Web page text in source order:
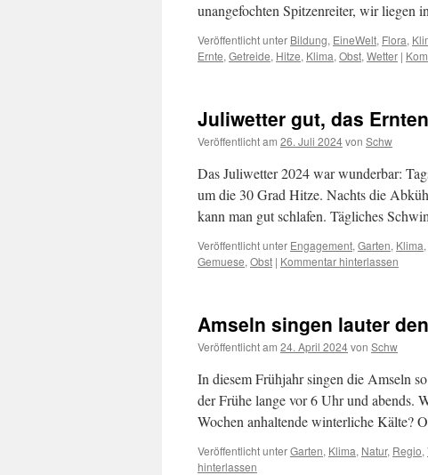
unangefochten Spitzenreiter, wir liegen
Veröffentlicht unter Bildung, EineWelt, Flora,
Ernte, Getreide, Hitze, Klima, Obst, Wetter |
Juliwetter gut, das
Veröffentlicht am 26. Juli 2024von Schw
Das Juliwetter 2024 war wunderbar:
um die 30 Grad Hitze. Nachts die
kann man gut schlafen. Tägliches
Veröffentlicht unter Engagement, Garten, Klima,
Gemuese, Obst | Kommentar hinterlassen
Amseln singen lauter
Veröffentlicht am 24. April 2024von Schw
In diesem Frühjahr singen die Amseln
der Frühe lange vor 6 Uhr und abends.
Wochen anhaltende winterliche Kälte?
Veröffentlicht unterGarten, Klima, Natur, Regio,
hinterlassen